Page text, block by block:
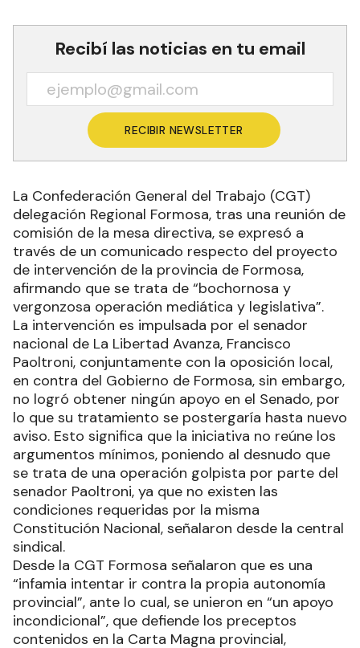
Recibí las noticias en tu email
RECIBIR NEWSLETTER
La Confederación General del Trabajo (CGT)
delegación Regional Formosa, tras una reunión de
comisión de la mesa directiva, se expresó a
través de un comunicado respecto del proyecto
de intervención de la provincia de Formosa,
afirmando que se trata de “bochornosa y
vergonzosa operación mediática y legislativa”.
La intervención es impulsada por el senador
nacional de La Libertad Avanza, Francisco
Paoltroni, conjuntamente con la oposición local,
en contra del Gobierno de Formosa, sin embargo,
no logró obtener ningún apoyo en el Senado, por
lo que su tratamiento se postergaría hasta nuevo
aviso. Esto significa que la iniciativa no reúne los
argumentos mínimos, poniendo al desnudo que
se trata de una operación golpista por parte del
senador Paoltroni, ya que no existen las
condiciones requeridas por la misma
Constitución Nacional, señalaron desde la central
sindical.
Desde la CGT Formosa señalaron que es una
“infamia intentar ir contra la propia autonomía
provincial”, ante lo cual, se unieron en “un apoyo
incondicional”, que defiende los preceptos
contenidos en la Carta Magna provincial,